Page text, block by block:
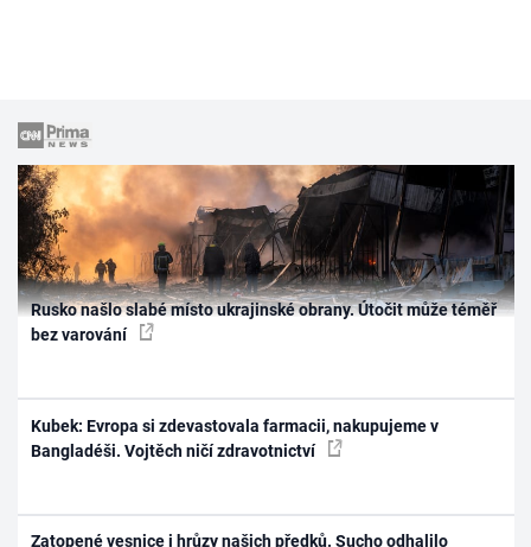
Rusko našlo slabé místo ukrajinské obrany. Útočit může téměř
bez varování
Kubek: Evropa si zdevastovala farmacii, nakupujeme v
Bangladéši. Vojtěch ničí zdravotnictví
Zatopené vesnice i hrůzy našich předků. Sucho odhalilo